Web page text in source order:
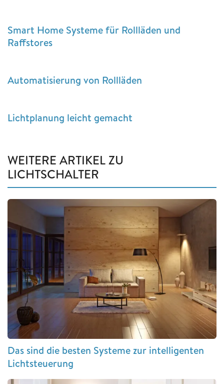
Smart Home Systeme für Rollläden und
Raffstores
Automatisierung von Rollläden
Lichtplanung leicht gemacht
WEITERE ARTIKEL ZU
LICHTSCHALTER
Das sind die besten Systeme zur intelligenten
Lichtsteuerung